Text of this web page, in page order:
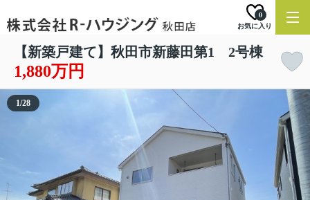
お気に入り
0
【新築戸建て】秋田市新藤田第1 2号棟
1,880万円
1/28